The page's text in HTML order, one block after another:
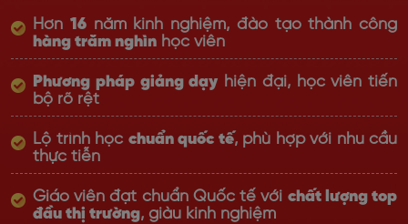
Hơn 16năm kinh nghiệm, đào tạo thành công
hàng trăm nghìn học viên
Phương pháp giảng dạy hiện đại, học viên tiến
bộ rõ rệt
Lộ trình học chuẩn quốc tế, phù hợp với nhu cầu
thực tiễn
Giáo viên đạt chuẩn Quốc tế với chất lượng top
đầu thị trường, giàu kinh nghiệm